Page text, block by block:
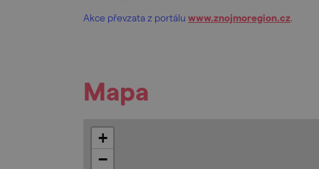
Akce převzata z portálu www.znojmoregion.cz
Mapa
+
−